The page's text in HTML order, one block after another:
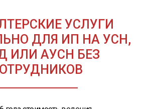
УСЛУГИ
ДЛЯ ИП НА УСН,
ИЛИ АУСН БЕЗ